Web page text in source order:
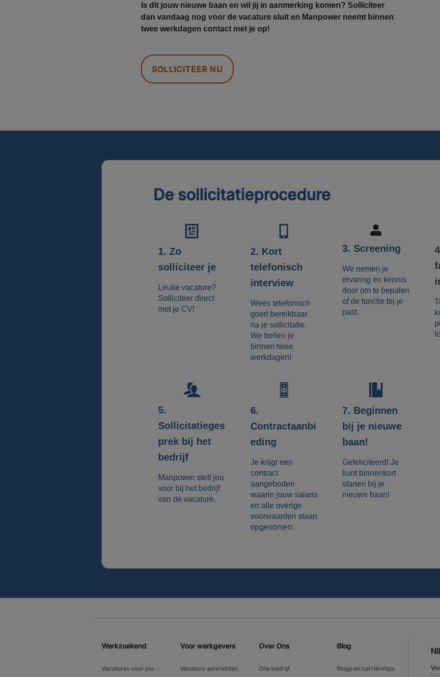
Is dit jouw nieuwe baan en wil jij in aanmerking komen? Solliciteer
dan vandaag nog voor de vacature sluit en Manpower neemt binnen
twee werkdagen contact met je op!
SOLLICITEER NU
De sollicitatieprocedure
1. Zo
solliciteer je
Leuke vacature?
Solliciteer direct
met je CV!
2. Kort
telefonisch
interview
Wees telefonisch
goed bereikbaar
na je sollicitatie.
We bellen je
binnen twee
werkdagen!
3. Screening
We nemen je
ervaring en kennis
door om te bepalen
of de functie bij je
past.
5.
Sollicitatieges
prek bij het
bedrijf
Manpower stelt jou
voor bij het bedrijf
van de vacature.
6.
Contractaanbi
eding
Je krijgt een
contract
aangeboden
waarin jouw salaris
en alle overige
voorwaarden staan
opgenomen.
7. Beginnen
bij je nieuwe
baan!
Gefeliciteerd! Je
kunt binnenkort
starten bij je
nieuwe baan!
Werkzoekend
Vacatures voor jou
Voor werkgevers
Vacature aanmelden
Over Ons
Ons bedrijf
Blog
Blogs en carrièretips